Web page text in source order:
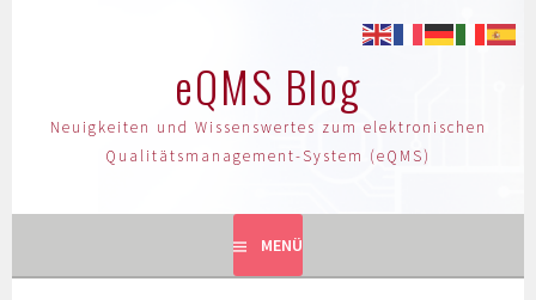
eQMS Blog
Neuigkeiten und Wissenswertes zum elektronischen
Qualitätsmanagement-System (eQMS)
MENÜ